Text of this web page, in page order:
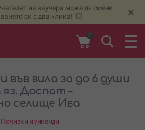
на ваучера може да смени
си с два клика! 💥
×
0
във вила за до 6 души
яз. Доспат –
селище Ива
Почивки и уикенди